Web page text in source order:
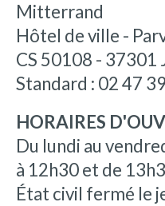
Mitterrand
Hôtel de ville -
CS 50108 - 37301
Standard : 02 47
HORAIRES
Du lundi au
à 12h30 et de
État civil fermé le